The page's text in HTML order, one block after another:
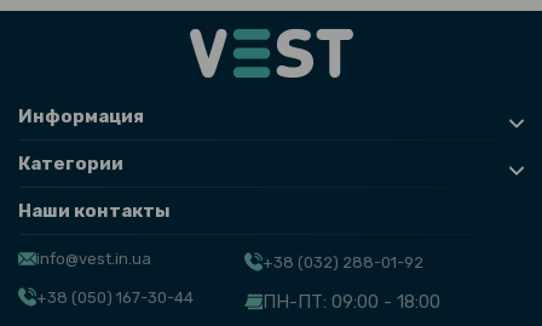
Информация
Категории
Наши контакты
info@vest.in.ua
+38 (050) 167-30-44
+38 (032) 288-01-92
ПН-ПТ: 09:00 - 18:00